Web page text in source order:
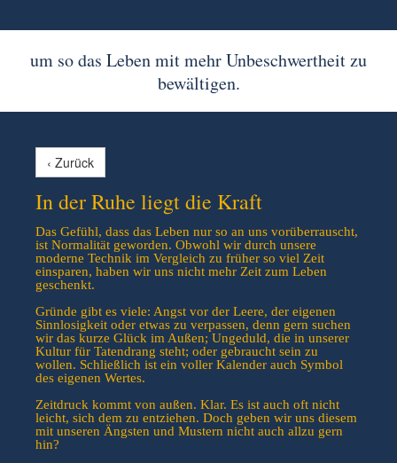
um so das Leben mit mehr Unbeschwertheit zu
bewältigen.
‹ Zurück
In der Ruhe liegt die Kraft
Das Gefühl, dass das Leben nur so an uns vorüberrauscht,
ist Normalität geworden. Obwohl wir durch unsere
moderne Technik im Vergleich zu früher so viel Zeit
einsparen, haben wir uns nicht mehr Zeit zum Leben
geschenkt.
Gründe gibt es viele: Angst vor der Leere, der eigenen
Sinnlosigkeit oder etwas zu verpassen, denn gern suchen
wir das kurze Glück im Außen; Ungeduld, die in unserer
Kultur für Tatendrang steht; oder gebraucht sein zu
wollen. Schließlich ist ein voller Kalender auch Symbol
des eigenen Wertes.
Zeitdruck kommt von außen. Klar. Es ist auch oft nicht
leicht, sich dem zu entziehen. Doch geben wir uns diesem
mit unseren Ängsten und Mustern nicht auch allzu gern
hin?